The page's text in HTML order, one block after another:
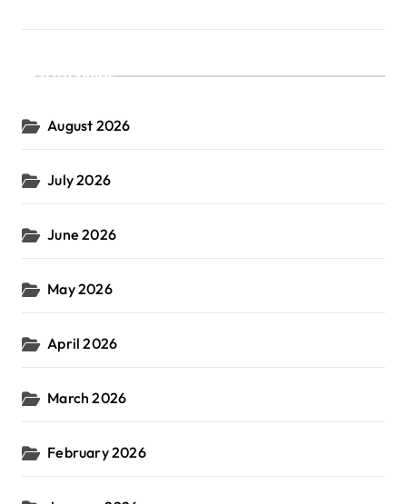
Archives
August 2026
July 2026
June 2026
May 2026
April 2026
March 2026
February 2026